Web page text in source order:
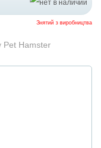
Знятий з виробництва
Pet Hamster